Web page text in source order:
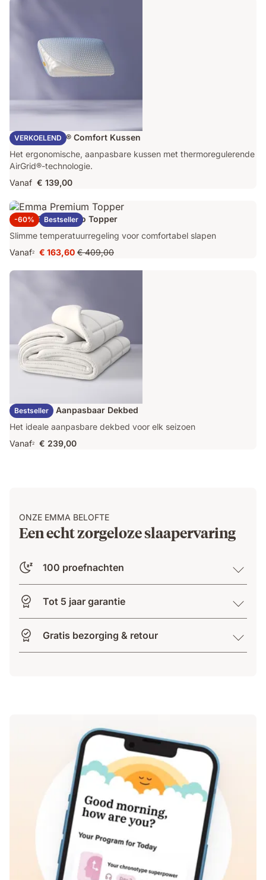
VERKOELEND
Emma AirGrid® Comfort Kussen
Het ergonomische, aanpasbare kussen met thermoregulerende
AirGrid®-technologie.
Vanaf € 139,00
-60% Bestseller
Emma Original Pro Topper
Slimme temperatuurregeling voor comfortabel slapen
Vanaf2
Prijs
€ 163,60
€ 163,60 Oorspronkelijke
prijs
€ 409,00
Bestseller
Emma Duo Aanpasbaar Dekbed
Het ideale aanpasbare dekbed voor elk seizoen
Vanaf2 € 239,00
ONZE EMMA BELOFTE
Een echt zorgeloze slaapervaring
100 proefnachten
Tot 5 jaar garantie
Gratis bezorging & retour